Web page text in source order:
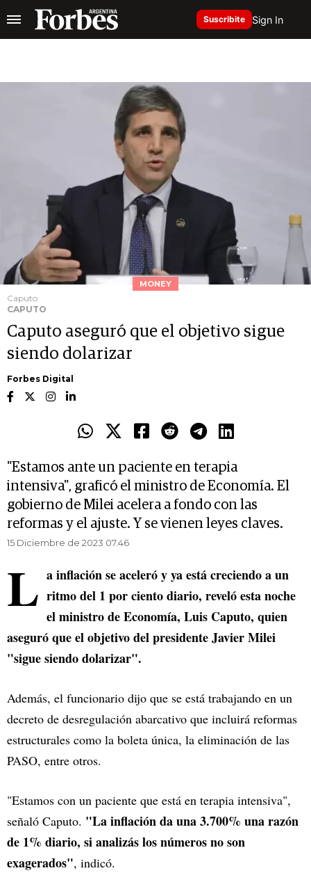
Suscribite Sign In
MONEY
Caputo
CAPUTO
Caputo aseguró que el objetivo sigue
siendo dolarizar
Forbes Digital
"Estamos ante un paciente en terapia
intensiva", graficó el ministro de Economía. El
gobierno de Milei acelera a fondo con las
reformas y el ajuste. Y se vienen leyes claves.
15 Diciembre de 2023 07.46
L a inflación se aceleró y ya está creciendo a un
ritmo del 1 por ciento diario, reveló esta noche
el ministro de Economía, Luis Caputo, quien
aseguró que el objetivo del presidente Javier Milei
"sigue siendo dolarizar".
Además, el funcionario dijo que se está trabajando en un
decreto de desregulación abarcativo que incluirá reformas
estructurales como la boleta única, la eliminación de las
PASO, entre otros.
"Estamos con un paciente que está en terapia intensiva",
señaló Caputo. "La inflación da una 3.700% una razón
de 1% diario, si analizás los números no son
exagerados", indicó.